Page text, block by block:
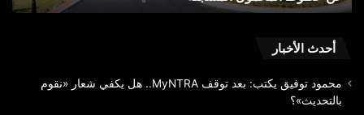
خطوط
المسجلة
أحدث الأخبار
محمود توفيق يكتب: بعد توقف MyNTRA.. هل يكفي شعار «نقوم
بالتحديث»؟